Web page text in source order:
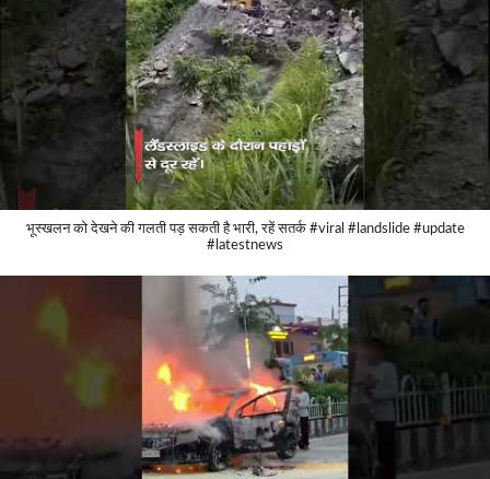
भूस्खलन को देखने की गलती पड़ सकती है भारी, रहें सतर्क #viral #landslide #update
#latestnews